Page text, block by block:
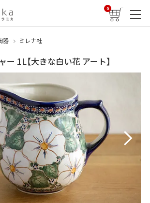
0
器 ミレナ社
ー 1L【大きな白い花 アート】